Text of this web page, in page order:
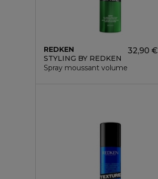
REDKEN
STYLING BY REDKEN
Spray moussant volume
32,90 €